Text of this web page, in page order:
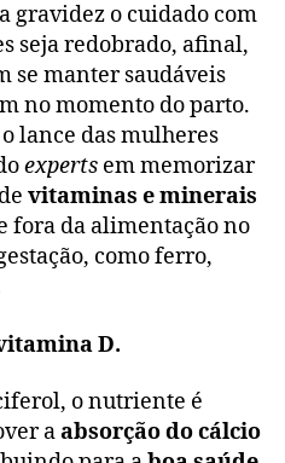
gravidez o cuidado com
seja redobrado, afinal,
se manter saudáveis
no momento do parto.
lance das mulheres
experts em memorizar
vitaminas e minerais
fora da alimentação no
como ferro,
D.
o nutriente é
aabsorção do cálcio